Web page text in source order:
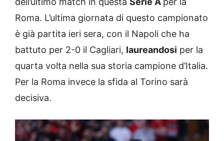
Roma. L’ultima giornata di questo campionato
è già partita ieri sera, con il Napoli che ha
battuto per 2-0 il Cagliari, laureandosi per la
quarta volta nella sua storia campione d’Italia.
Per la Roma invece la sfida al Torino sarà
decisiva.